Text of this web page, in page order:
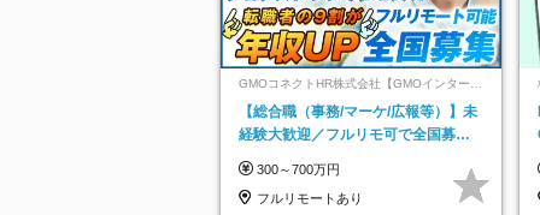
GMOコネクトHR株式会社【GMOインターネ
ットグループ】
【総合職（事務/マーケ/広報等）】未
経験大歓迎／フルリモ可で全国募
★
300～700万円
フルリモートあり